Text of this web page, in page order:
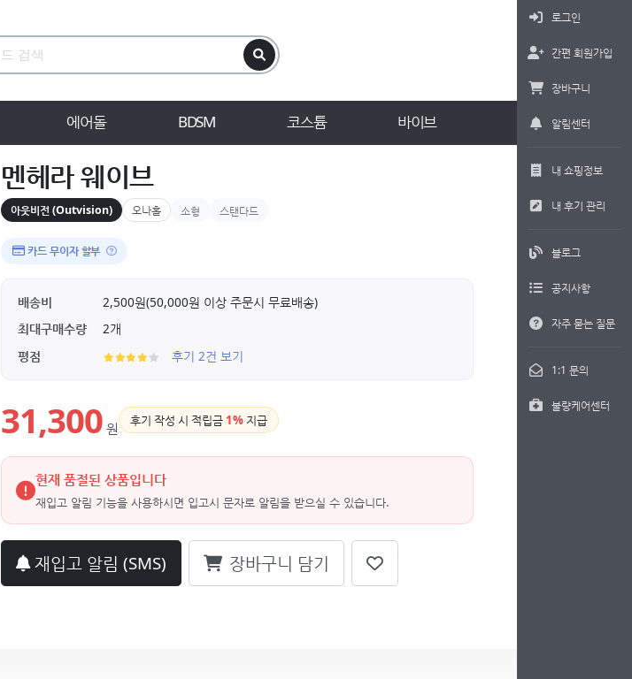
에어돌 BDSM 코스튬 바이브
로그인
간편 회원가입
장바구니
알림센터
내 쇼핑정보
내 후기 관리
블로그
공지사항
자주 묻는 질문
1:1 문의
불량케어센터
멘헤라 웨이브
아웃비전 (Outvision) 오나홀 소형 스탠다드
카드 무이자 할부
배송비
2,500원(50,000원 이상 주문시 무료배송)
최대구매수량
2개
평점
후기 2건 보기
31,300 원 후기 작성 시 적립금 1% 지급
현재 품절된 상품입니다
재입고 알림 기능을 사용하시면 입고시 문자로 알림을 받으실 수 있습니다.
재입고 알림 (SMS) 장바구니 담기